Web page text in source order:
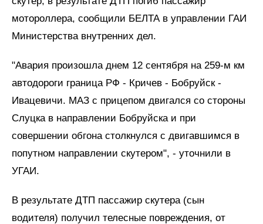
мотороллера, сообщили БЕЛТА в управлении ГАИ
Министерства внутренних дел.
"Авария произошла днем 12 сентября на 259-м км
автодороги граница РФ - Кричев - Бобруйск -
Ивацевичи. МАЗ с прицепом двигался со стороны
Слуцка в направлении Бобруйска и при
совершении обгона столкнулся с двигавшимся в
попутном направлении скутером", - уточнили в
УГАИ.
В результате ДТП пассажир скутера (сын
водителя) получил телесные повреждения, от